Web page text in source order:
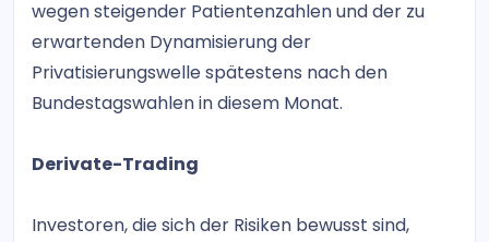
wegen steigender Patientenzahlen und der zu
erwartenden Dynamisierung der
Privatisierungswelle spätestens nach den
Bundestagswahlen in diesem Monat.
Derivate-Trading
Investoren, die sich der Risiken bewusst sind,